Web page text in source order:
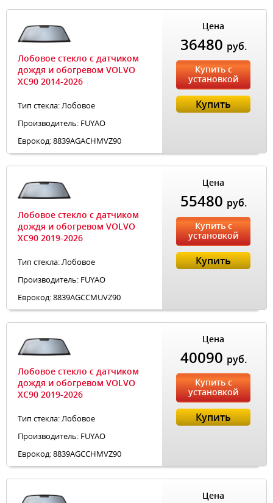
Лобовое стекло с датчиком
дождя и обогревом VOLVO
XC90 2014-2026
Тип стекла: Лобовое
Производитель: FUYAO
Еврокод: 8839AGACHMVZ90
Цена
36480 руб.
Купить с
установкой
Купить
Лобовое стекло с датчиком
дождя и обогревом VOLVO
XC90 2019-2026
Тип стекла: Лобовое
Производитель: FUYAO
Еврокод: 8839AGCCMUVZ90
Цена
55480 руб.
Купить с
установкой
Купить
Лобовое стекло с датчиком
дождя и обогревом VOLVO
XC90 2019-2026
Тип стекла: Лобовое
Производитель: FUYAO
Еврокод: 8839AGCCHMVZ90
Цена
40090 руб.
Купить с
установкой
Купить
Цена